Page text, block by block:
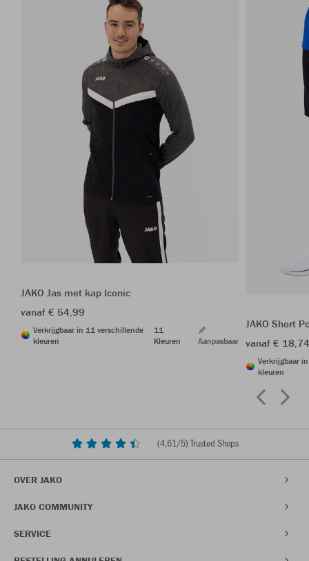
JAKO Jas met kap Iconic
vanaf € 54,99
Verkrijgbaar in 11 verschillende
kleuren
11
Kleuren
Aanpasbaar
JAKO Short
vanaf €
Verkrijgbaar
kleuren
(4,61/5) Trusted Shops
OVER JAKO
JAKO COMMUNITY
SERVICE